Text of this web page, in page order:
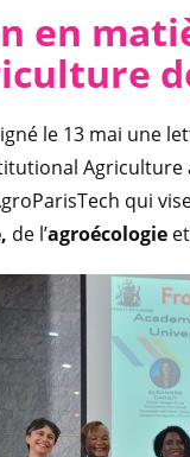
en
le 13 mai une
Agriculture
qui
de l’agroécologie